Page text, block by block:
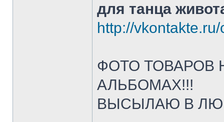
для танца
http://
ФОТО ТОВАРОВ
АЛЬБОМАХ!!!
ВЫСЫЛАЮ В